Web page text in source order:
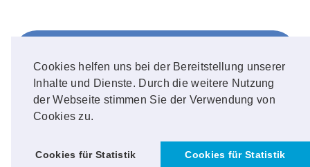
Cookies helfen uns bei der Bereitstellung unserer
Inhalte und Dienste. Durch die weitere Nutzung
der Webseite stimmen Sie der Verwendung von
Cookies zu.
Cookies für Statistik
Cookies für Statistik
FOLLOW ME!
Instagram
OUR PHOTOS!